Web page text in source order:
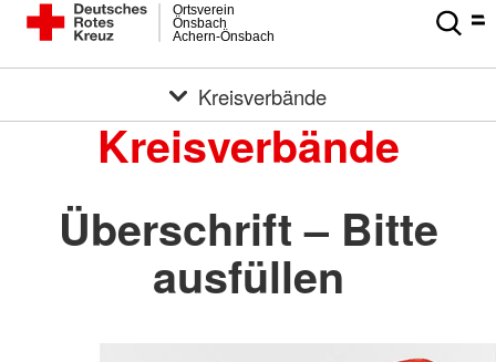
Achern-Önsbach
Önsbach
Ortsverein
Kreisverbände
Kreisverbände
Überschrift – Bitte
ausfüllen